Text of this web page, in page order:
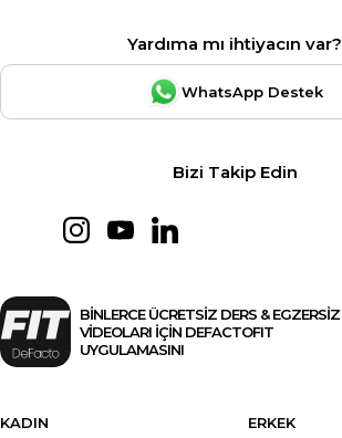
Yardıma mı ihtiyacın var?
WhatsApp Destek
Bizi Takip Edin
BİNLERCE ÜCRETSİZ DERS & EGZERSİZ
VİDEOLARI İÇİN DEFACTOFIT
UYGULAMASINI
KADIN
ERKEK